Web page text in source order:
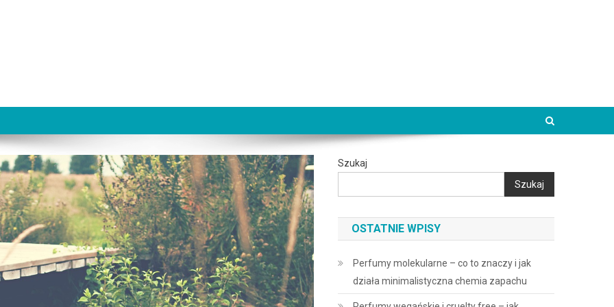
Szukaj
Szukaj
OSTATNIE WPISY
Perfumy molekularne – co to znaczy i jak
działa minimalistyczna chemia zapachu